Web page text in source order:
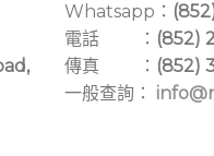
Whatsapp：
電話 ： (852)
傳真 ： (852)
一般查詢：